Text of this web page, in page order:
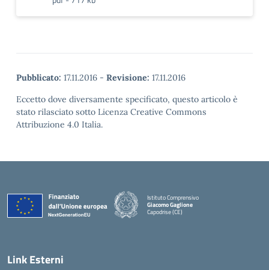
Pubblicato: 17.11.2016 - Revisione: 17.11.2016
Eccetto dove diversamente specificato, questo articolo è
stato rilasciato sotto Licenza Creative Commons
Attribuzione 4.0 Italia.
Istituto Comprensivo
Giacomo Gaglione
Capodrise (CE)
— Visita la pagina iniziale della scuola
Link Esterni